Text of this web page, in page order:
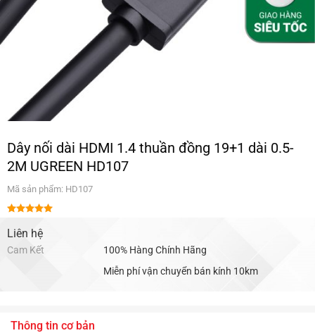
Dây nối dài HDMI 1.4 thuần đồng 19+1 dài 0.5-
2M UGREEN HD107
Mã sản phẩm: HD107
hạng 5.00
5 sao
Liên hệ
Cam Kết
100% Hàng Chính Hãng
Miễn phí vận chuyển bán kính 10km
Thông tin cơ bản